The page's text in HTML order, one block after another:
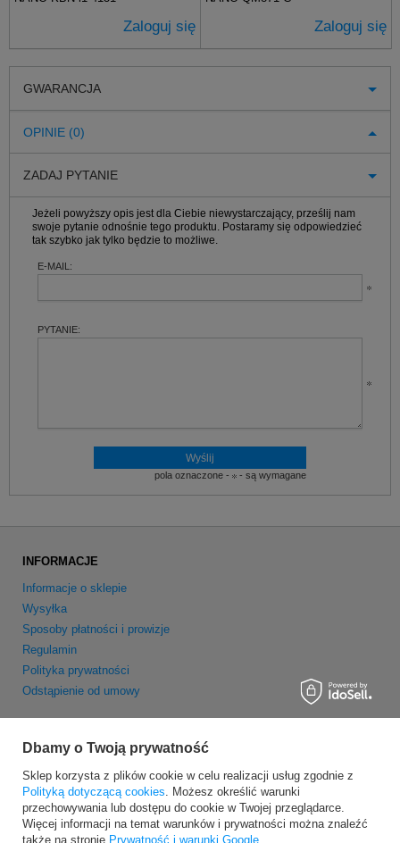
Zaloguj się Zaloguj się
GWARANCJA
OPINIE (0)
ZADAJ PYTANIE
Jeżeli powyższy opis jest dla Ciebie niewystarczający, prześlij nam
swoje pytanie odnośnie tego produktu. Postaramy się odpowiedzieć
tak szybko jak tylko będzie to możliwe.
E-MAIL:
PYTANIE:
pola oznaczone - - są wymagane
INFORMACJE
Informacje o sklepie
Wysyłka
Sposoby płatności i prowizje
Regulamin
Polityka prywatności
Odstąpienie od umowy
Zarejestruj się
Moje zamówienia
Koszyk
Obserwowane
Newsletter
Dbamy o Twoją prywatność
Sklep korzysta z plików cookie w celu realizacji usług zgodnie z
Polityką dotyczącą cookies. Możesz określić warunki
przechowywania lub dostępu do cookie w Twojej przeglądarce.
Więcej informacji na temat warunków i prywatności można znaleźć
także na stronie Prywatność i warunki Google